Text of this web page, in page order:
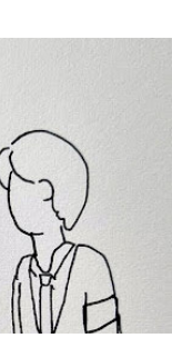
까지 장애인연금 지급
2027년 하반기 활동
중증 발달장애인 24시
속 확대 계속 추진 ※
을 거쳐 시행될 예정
있을까요? 이번 보건
셨습니다. "부모와 같이
만 받을 수 있는 건가